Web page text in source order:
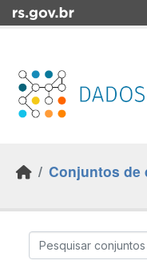
Skip to main content
Conjuntos de